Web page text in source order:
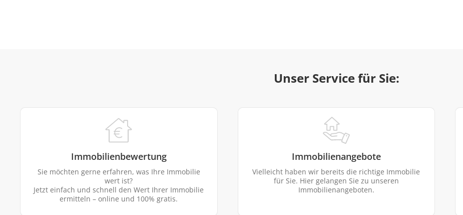
Unser Service für Sie:
Immobilienbewertung
Sie möchten gerne erfahren, was Ihre Immobilie
wert ist?
Jetzt einfach und schnell den Wert Ihrer Immobilie
ermitteln – online und 100% gratis.
Immobilienangebote
Vielleicht haben wir bereits die richtige Immobilie
für Sie. Hier gelangen Sie zu unseren
Immobilienangeboten.